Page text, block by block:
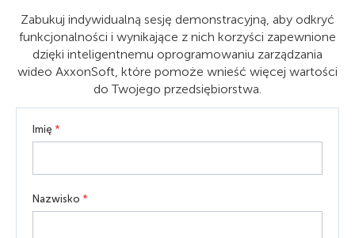
Zabukuj indywidualną sesję demonstracyjną, aby odkryć
funkcjonalności i wynikające z nich korzyści zapewnione
dzięki inteligentnemu oprogramowaniu zarządzania
wideo AxxonSoft, które pomoże wnieść więcej wartości
do Twojego przedsiębiorstwa.
Imię *
Nazwisko *